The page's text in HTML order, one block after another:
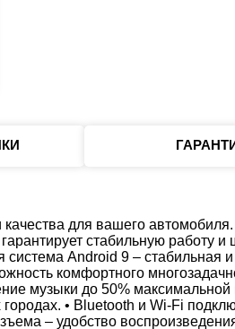
для вашего
стабильную работу и
Android 9 – стабильная и
комфортного
музыки до 50% максимальной
• Bluetooth и Wi-Fi
– удобство